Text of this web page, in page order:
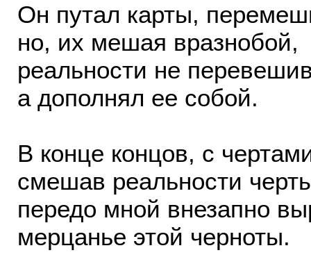
Он путал карты,
но, их мешая вразнобой,
реальности не
а дополнял ее собой.
В конце концов, с
смешав реальности
передо мной внезапно
мерцанье этой черноты.